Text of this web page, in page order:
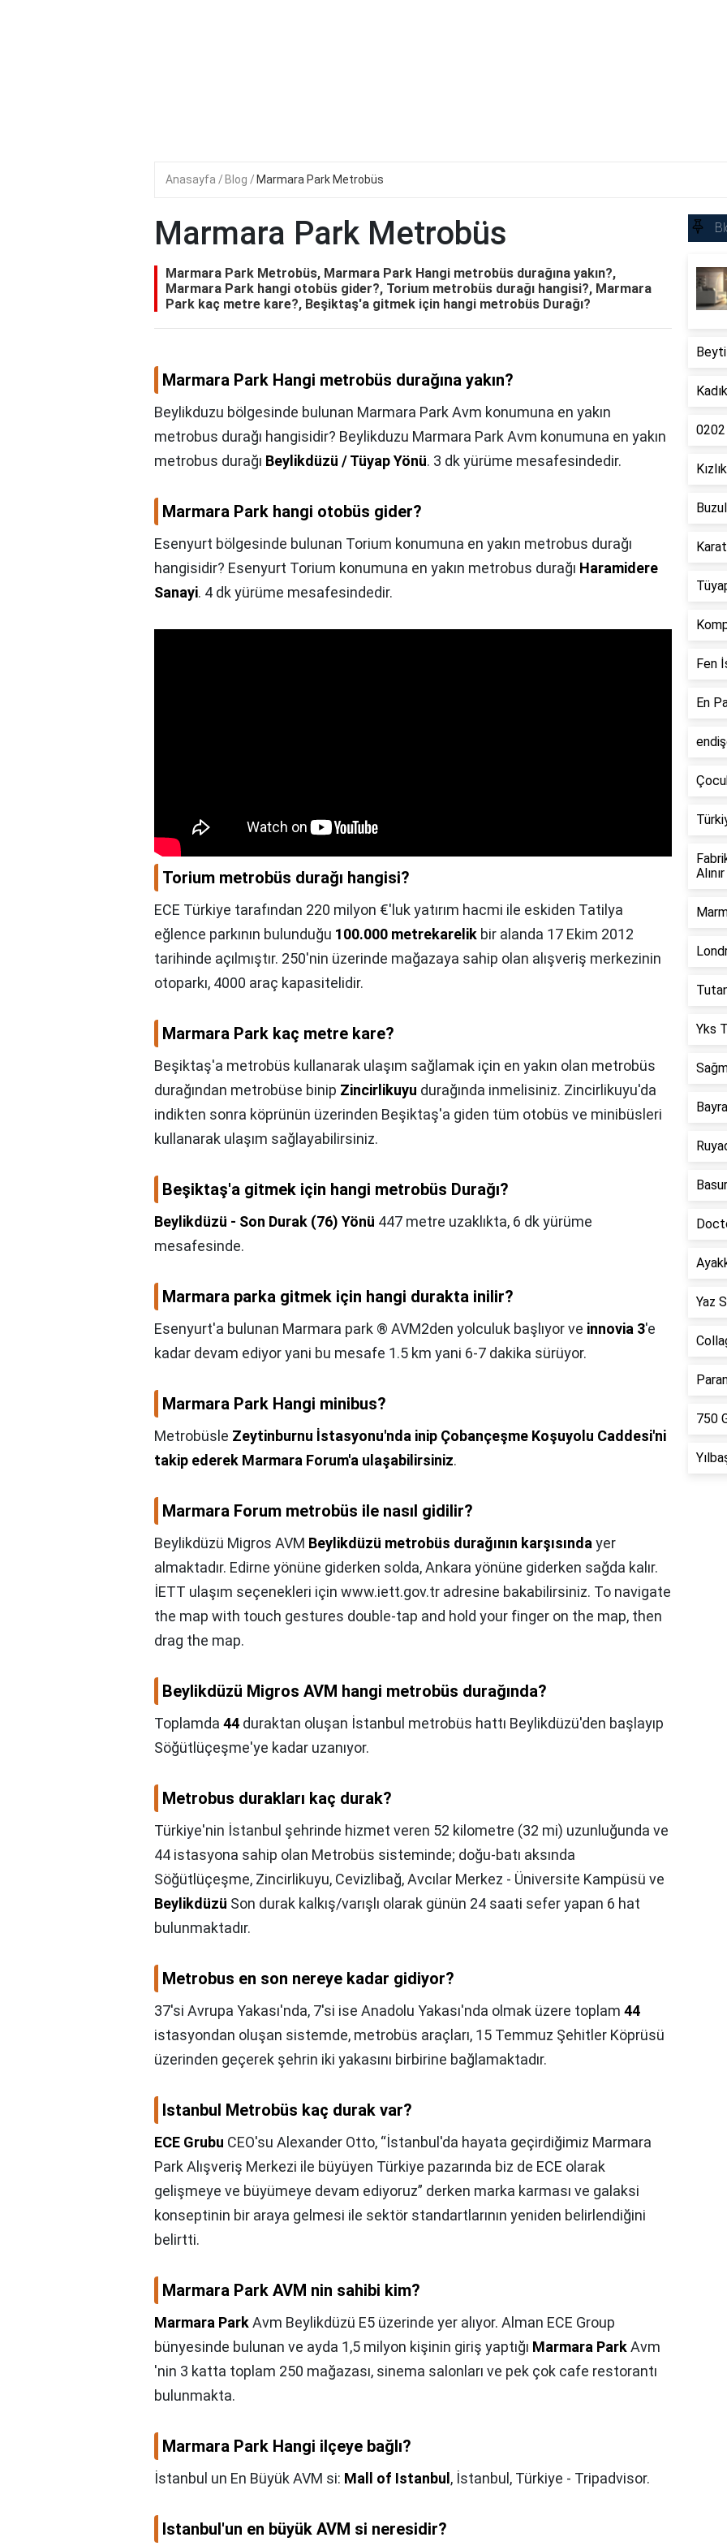
Anasayfa Blog Marmara Park Metrobüs
Marmara Park Metrobüs
Marmara Park Metrobüs, Marmara Park Hangi metrobüs durağına yakın?,
Marmara Park hangi otobüs gider?, Torium metrobüs durağı hangisi?, Marmara
Park kaç metre kare?, Beşiktaş'a gitmek için hangi metrobüs Durağı?
Marmara Park Hangi metrobüs durağına yakın?
Beylikduzu bölgesinde bulunan Marmara Park Avm konumuna en yakın
metrobus durağı hangisidir? Beylikduzu Marmara Park Avm konumuna en yakın
metrobus durağı Beylikdüzü / Tüyap Yönü. 3 dk yürüme mesafesindedir.
Marmara Park hangi otobüs gider?
Esenyurt bölgesinde bulunan Torium konumuna en yakın metrobus durağı
hangisidir? Esenyurt Torium konumuna en yakın metrobus durağı Haramidere
Sanayi. 4 dk yürüme mesafesindedir.
Torium metrobüs durağı hangisi?
ECE Türkiye tarafından 220 milyon €'luk yatırım hacmi ile eskiden Tatilya
eğlence parkının bulunduğu 100.000 metrekarelik bir alanda 17 Ekim 2012
tarihinde açılmıştır. 250'nin üzerinde mağazaya sahip olan alışveriş merkezinin
otoparkı, 4000 araç kapasitelidir.
Marmara Park kaç metre kare?
Beşiktaş'a metrobüs kullanarak ulaşım sağlamak için en yakın olan metrobüs
durağından metrobüse binip Zincirlikuyu durağında inmelisiniz. Zincirlikuyu'da
indikten sonra köprünün üzerinden Beşiktaş'a giden tüm otobüs ve minibüsleri
kullanarak ulaşım sağlayabilirsiniz.
Beşiktaş'a gitmek için hangi metrobüs Durağı?
Beylikdüzü - Son Durak (76) Yönü 447 metre uzaklıkta, 6 dk yürüme
mesafesinde.
Marmara parka gitmek için hangi durakta inilir?
Esenyurt'a bulunan Marmara park ® AVM2den yolculuk başlıyor ve innovia 3'e
kadar devam ediyor yani bu mesafe 1.5 km yani 6-7 dakika sürüyor.
Marmara Park Hangi minibus?
Metrobüsle Zeytinburnu İstasyonu'nda inip Çobançeşme Koşuyolu Caddesi'ni
takip ederek Marmara Forum'a ulaşabilirsiniz.
Marmara Forum metrobüs ile nasıl gidilir?
Beylikdüzü Migros AVM Beylikdüzü metrobüs durağının karşısında yer
almaktadır. Edirne yönüne giderken solda, Ankara yönüne giderken sağda kalır.
İETT ulaşım seçenekleri için www.iett.gov.tr adresine bakabilirsiniz. To navigate
the map with touch gestures double-tap and hold your finger on the map, then
drag the map.
Beylikdüzü Migros AVM hangi metrobüs durağında?
Toplamda 44 duraktan oluşan İstanbul metrobüs hattı Beylikdüzü'den başlayıp
Söğütlüçeşme'ye kadar uzanıyor.
Metrobus durakları kaç durak?
Türkiye'nin İstanbul şehrinde hizmet veren 52 kilometre (32 mi) uzunluğunda ve
44 istasyona sahip olan Metrobüs sisteminde; doğu-batı aksında
Söğütlüçeşme, Zincirlikuyu, Cevizlibağ, Avcılar Merkez - Üniversite Kampüsü ve
Beylikdüzü Son durak kalkış/varışlı olarak günün 24 saati sefer yapan 6 hat
bulunmaktadır.
Metrobus en son nereye kadar gidiyor?
37'si Avrupa Yakası'nda, 7'si ise Anadolu Yakası'nda olmak üzere toplam 44
istasyondan oluşan sistemde, metrobüs araçları, 15 Temmuz Şehitler Köprüsü
üzerinden geçerek şehrin iki yakasını birbirine bağlamaktadır.
Istanbul Metrobüs kaç durak var?
ECE Grubu CEO'su Alexander Otto, “İstanbul'da hayata geçirdiğimiz Marmara
Park Alışveriş Merkezi ile büyüyen Türkiye pazarında biz de ECE olarak
gelişmeye ve büyümeye devam ediyoruz” derken marka karması ve galaksi
konseptinin bir araya gelmesi ile sektör standartlarının yeniden belirlendiğini
belirtti.
Marmara Park AVM nin sahibi kim?
Marmara ParkAvm Beylikdüzü E5 üzerinde yer alıyor. Alman ECE Group
bünyesinde bulunan ve ayda 1,5 milyon kişinin giriş yaptığı Marmara ParkAvm
'nin 3 katta toplam 250 mağazası, sinema salonları ve pek çok cafe restorantı
bulunmakta.
Marmara Park Hangi ilçeye bağlı?
İstanbul un En Büyük AVM si: Mall of Istanbul , İstanbul, Türkiye - Tripadvisor.
Istanbul'un en büyük AVM si neresidir?
Beyti
0202
Fen
En
Alınır
Yks
Yaz
750